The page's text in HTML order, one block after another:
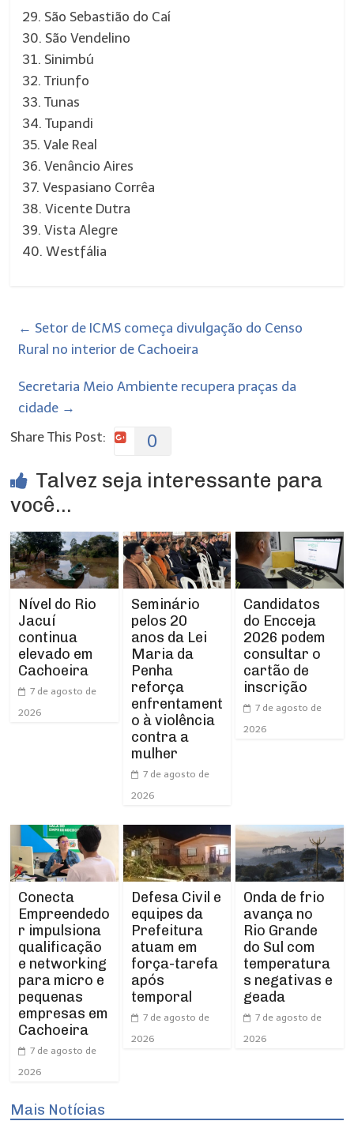
29. São Sebastião do Caí
30. São Vendelino
31. Sinimbú
32. Triunfo
33. Tunas
34. Tupandi
35. Vale Real
36. Venâncio Aires
37. Vespasiano Corrêa
38. Vicente Dutra
39. Vista Alegre
40. Westfália
← Setor de ICMS começa divulgação do Censo
Rural no interior de Cachoeira
Secretaria Meio Ambiente recupera praças da
cidade →
Share This Post:
0
Talvez seja interessante para
você...
Nível do Rio
Jacuí
continua
elevado em
Cachoeira
7 de agosto de
2026
Seminário
pelos 20
anos da Lei
Maria da
Penha
reforça
enfrentament
o à violência
contra a
mulher
7 de agosto de
2026
Candidatos
do Encceja
2026 podem
consultar o
cartão de
inscrição
7 de agosto de
2026
Conecta
Empreendedo
r impulsiona
qualificação
e networking
para micro e
pequenas
empresas em
Cachoeira
7 de agosto de
2026
Defesa Civil e
equipes da
Prefeitura
atuam em
força-tarefa
após
temporal
7 de agosto de
2026
Onda de frio
avança no
Rio Grande
do Sul com
temperatura
s negativas e
geada
7 de agosto de
2026
Mais Notícias